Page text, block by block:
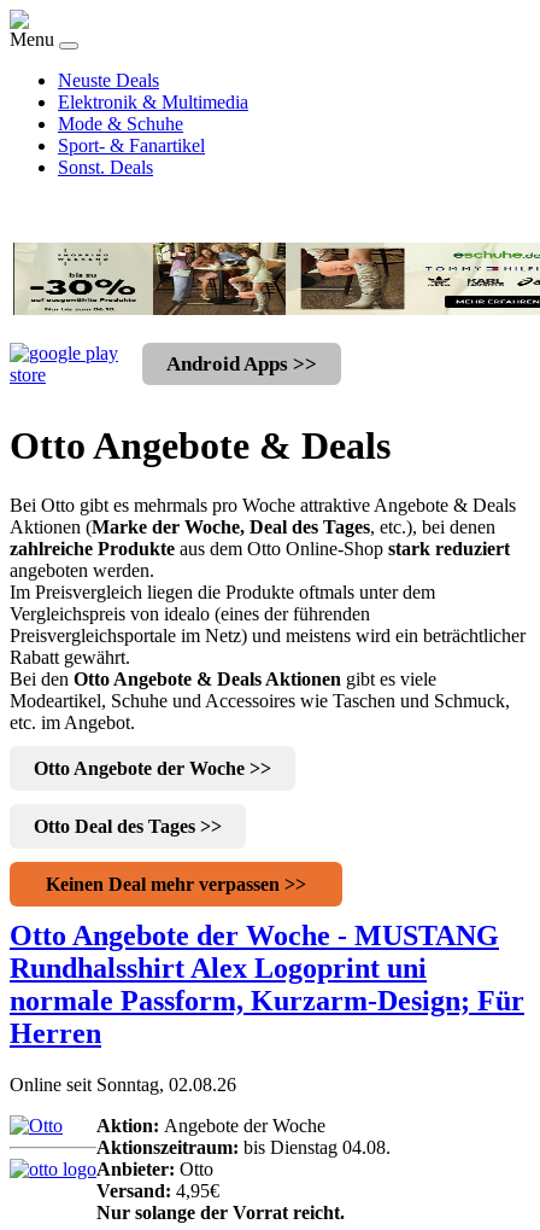
Menu
Neuste Deals
Elektronik & Multimedia
Mode & Schuhe
Sport- & Fanartikel
Sonst. Deals
Android Apps >>
Otto Angebote & Deals
Bei Otto gibt es mehrmals pro Woche attraktive Angebote & Deals
Aktionen (Marke der Woche, Deal des Tages, etc.), bei denen
zahlreiche Produkte aus dem Otto Online-Shop stark reduziert
angeboten werden.
Im Preisvergleich liegen die Produkte oftmals unter dem
Vergleichspreis von idealo (eines der führenden
Preisvergleichsportale im Netz) und meistens wird ein beträchtlicher
Rabatt gewährt.
Bei den Otto Angebote & Deals Aktionen gibt es viele
Modeartikel, Schuhe und Accessoires wie Taschen und Schmuck,
etc. im Angebot.
Otto Angebote der Woche >>
Otto Deal des Tages >>
Keinen Deal mehr verpassen >>
Otto Angebote der Woche - MUSTANG
Rundhalsshirt Alex Logoprint uni
normale Passform, Kurzarm-Design; Für
Herren
Online seit Sonntag, 02.08.26
Aktion: Angebote der Woche
Aktionszeitraum: bis Dienstag 04.08.
Anbieter: Otto
Versand: 4,95€
Nur solange der Vorrat reicht.